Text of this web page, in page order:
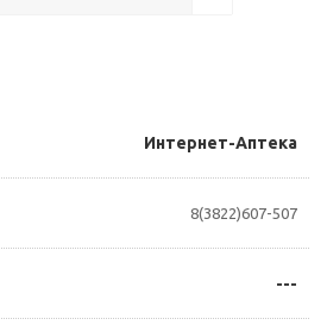
Интернет-Аптека
8(3822)607-507
---